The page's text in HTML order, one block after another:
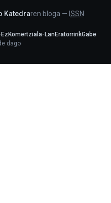
Katedraren bloga — ISSN
LanEratorririkGabe
dago